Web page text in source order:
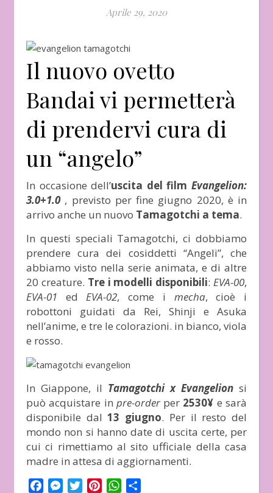
Aprile 29, 2020
Il nuovo ovetto
Bandai vi permetterà
di prendervi cura di
un “angelo”
In occasione dell’uscita del filmEvangelion:
3.0+1.0 , previsto per fine giugno 2020, è in
arrivo anche un nuovo Tamagotchi a tema.
In questi speciali Tamagotchi, ci dobbiamo
prendere cura dei cosiddetti “Angeli”, che
abbiamo visto nella serie animata, e di altre
20 creature. Tre i modelli disponibili:EVA-00,
EVA-01 edEVA-02, come i mecha, cioè i
robottoni guidati da Rei, Shinji e Asuka
nell’anime, e tre le colorazioni. in bianco, viola
e rosso.
In Giappone, il Tamagotchi x Evangelion si
può acquistare in pre-orderper 2530¥ e sarà
disponibile dal13 giugno. Per il resto del
mondo non si hanno date di uscita certe, per
cui ci rimettiamo al sito ufficiale della casa
madre in attesa di aggiornamenti.
FacebookMessenger
TwitterPinterestWhatsApp